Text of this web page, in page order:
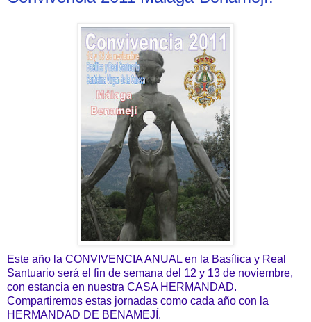
Este año la CONVIVENCIA ANUAL en la Basílica y Real
Santuario será el fin de semana del 12 y 13 de noviembre,
con estancia en nuestra CASA HERMANDAD.
Compartiremos estas jornadas como cada año con la
HERMANDAD DE BENAMEJÍ.